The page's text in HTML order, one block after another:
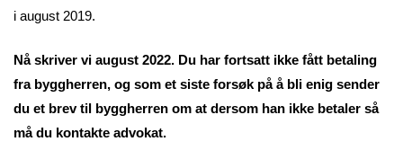
i august 2019.
Nå skriver vi august 2022. Du har fortsatt ikke fått betaling
fra byggherren, og som et siste forsøk på å bli enig sender
du et brev til byggherren om at dersom han ikke betaler så
må du kontakte advokat.